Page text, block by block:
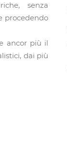
senza
procedendo
ancor più il
dai più